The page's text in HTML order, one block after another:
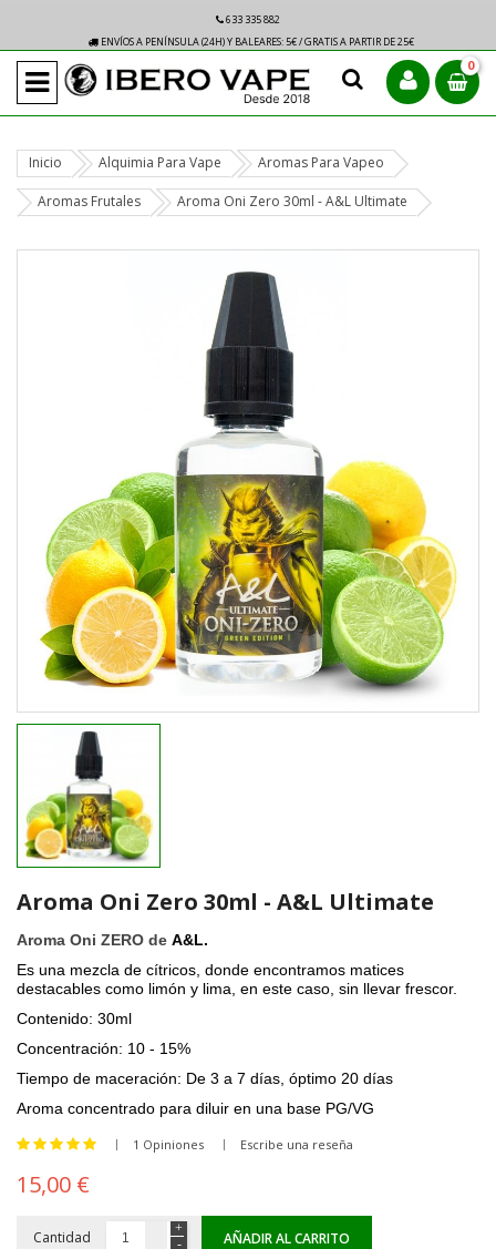
633 335 882
ENVÍOS A PENÍNSULA (24H) Y BALEARES: 5€ / GRATIS A PARTIR DE 25€
0
Inicio Alquimia Para Vape Aromas Para Vapeo
Aromas Frutales Aroma Oni Zero 30ml - A&L Ultimate
Aroma Oni Zero 30ml - A&L Ultimate
Aroma Oni ZERO de A&L.
Es una mezcla de cítricos, donde encontramos matices
destacables como limón y lima, en este caso, sin llevar frescor.
Contenido: 30ml
Concentración: 10 - 15%
Tiempo de maceración: De 3 a 7 días, óptimo 20 días
Aroma concentrado para diluir en una base PG/VG
1 Opiniones Escribe una reseña
15,00 €
Cantidad AÑADIR AL CARRITO